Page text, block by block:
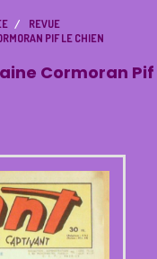
REVUE
PIF LE CHIEN
Cormoran Pif